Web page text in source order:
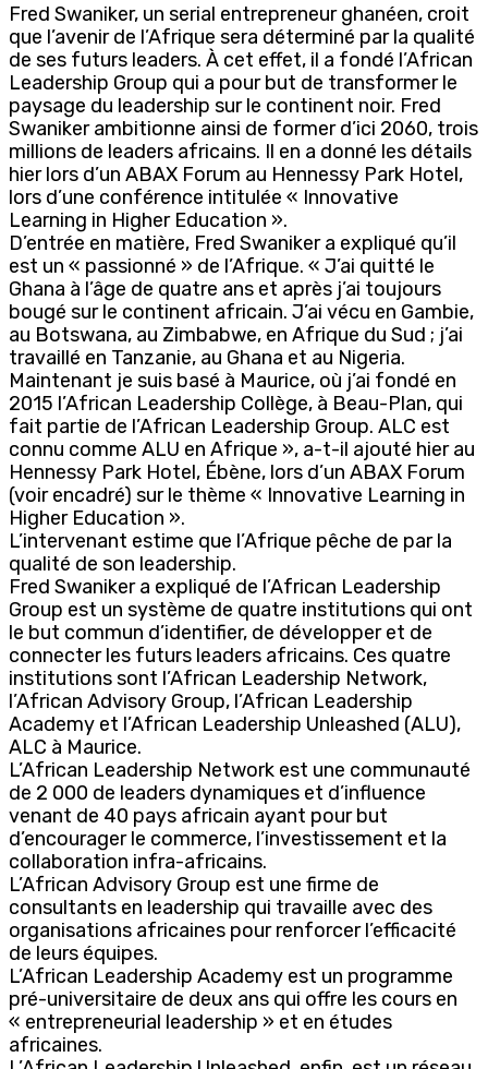
Fred Swaniker, un serial entrepreneur ghanéen, croit
que l’avenir de l’Afrique sera déterminé par la qualité
de ses futurs leaders. À cet effet, il a fondé l’African
Leadership Group qui a pour but de transformer le
paysage du leadership sur le continent noir. Fred
Swaniker ambitionne ainsi de former d’ici 2060, trois
millions de leaders africains. Il en a donné les détails
hier lors d’un ABAX Forum au Hennessy Park Hotel,
lors d’une conférence intitulée « Innovative
Learning in Higher Education ».
D’entrée en matière, Fred Swaniker a expliqué qu’il
est un « passionné » de l’Afrique. « J’ai quitté le
Ghana à l’âge de quatre ans et après j’ai toujours
bougé sur le continent africain. J’ai vécu en Gambie,
au Botswana, au Zimbabwe, en Afrique du Sud ; j’ai
travaillé en Tanzanie, au Ghana et au Nigeria.
Maintenant je suis basé à Maurice, où j’ai fondé en
2015 l’African Leadership Collège, à Beau-Plan, qui
fait partie de l’African Leadership Group. ALC est
connu comme ALU en Afrique », a-t-il ajouté hier au
Hennessy Park Hotel, Ébène, lors d’un ABAX Forum
(voir encadré) sur le thème « Innovative Learning in
Higher Education ».
L’intervenant estime que l’Afrique pêche de par la
qualité de son leadership.
Fred Swaniker a expliqué de l’African Leadership
Group est un système de quatre institutions qui ont
le but commun d’identifier, de développer et de
connecter les futurs leaders africains. Ces quatre
institutions sont l’African Leadership Network,
l’African Advisory Group, l’African Leadership
Academy et l’African Leadership Unleashed (ALU),
ALC à Maurice.
L’African Leadership Network est une communauté
de 2 000 de leaders dynamiques et d’influence
venant de 40 pays africain ayant pour but
d’encourager le commerce, l’investissement et la
collaboration infra-africains.
L’African Advisory Group est une firme de
consultants en leadership qui travaille avec des
organisations africaines pour renforcer l’efficacité
de leurs équipes.
L’African Leadership Academy est un programme
pré-universitaire de deux ans qui offre les cours en
« entrepreneurial leadership » et en études
africaines.